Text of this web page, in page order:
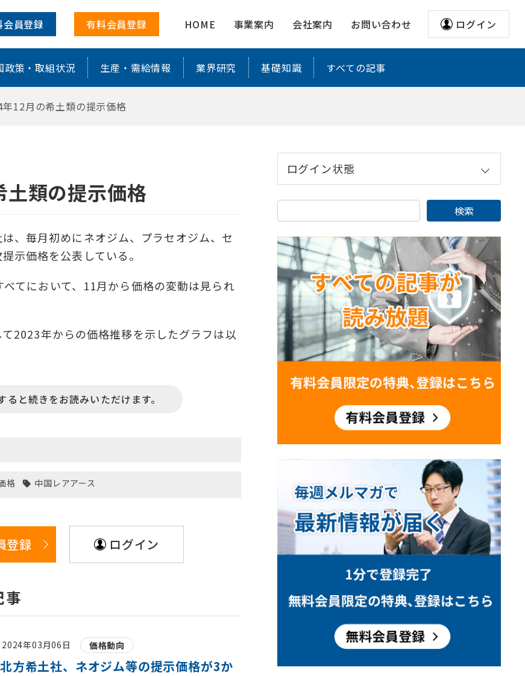
格 ｜ 株式会社レアリサ
会員登録 有料会員登録 HOME 事業案内 会社案内 お問い合わせ ログイン
政策・取組状況 生産・需給情報 業界研究 基礎知識 すべての記事
12月の希土類の提示価格
類の提示価格
、毎月初めにネオジム、プラセオジム、セ
示価格を公表している。
てにおいて、11月から価格の変動は見られ
2023年からの価格推移を示したグラフは以
ると続きをお読みいただけます。
格 中国レアアース
登録 ログイン
事
2024年03月06日 価格動向
北方希土社、ネオジム等の提示価格が3か
ログイン状態